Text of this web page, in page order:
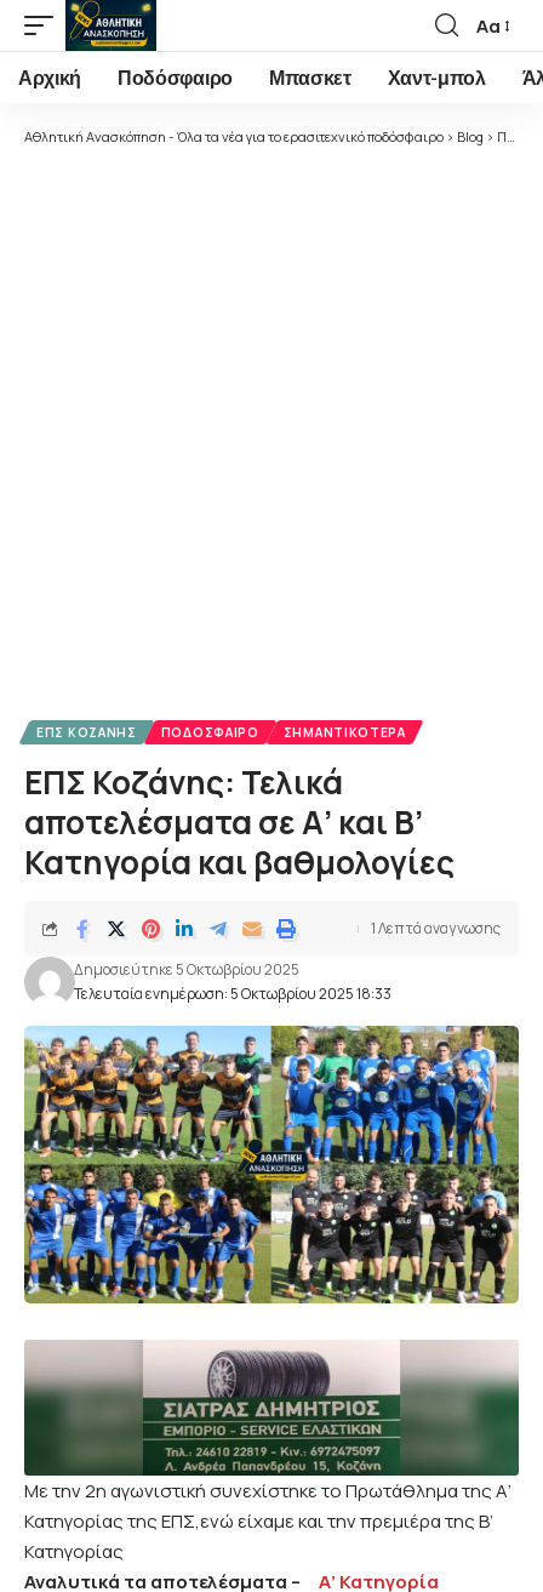
Font
Resizer
Αα
Αρχική Ποδόσφαιρο Μπασκετ Χαντ-μπολ
Αθλητική Ανασκόπηση - Όλα τα νέα για το ερασιτεχνικό ποδόσφαιρο > Blog > Ποδόσφαιρο
ΕΠΣ ΚΟΖΆΝΗΣ ΠΟΔΌΣΦΑΙΡΟ ΣΗΜΑΝΤΙΚΌΤΕΡΑ
ΕΠΣ Κοζάνης: Τελικά
αποτελέσματα σε Α’ και Β’
Κατηγορία και βαθμολογίες
Τελευταία ενημέρωση: 5 Οκτωβρίου 2025 18:33
Δημοσιεύτηκε 5 Οκτωβρίου 2025
1 Λεπτά αναγνωσης
Με την 2η αγωνιστική συνεχίστηκε το Πρωτάθλημα της Α’
Κατηγορίας της ΕΠΣ,ενώ είχαμε και την πρεμιέρα της Β’
Κατηγορίας
Αναλυτικά τα αποτελέσματα –
Α’ Κατηγορία